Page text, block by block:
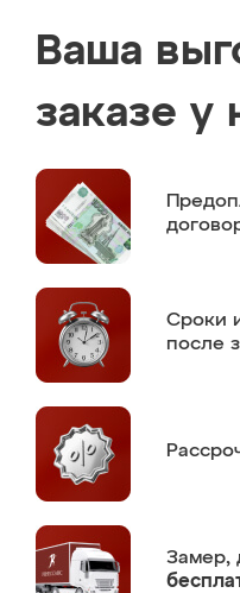
Ваша
заказе у
Сроки
после
Замер,